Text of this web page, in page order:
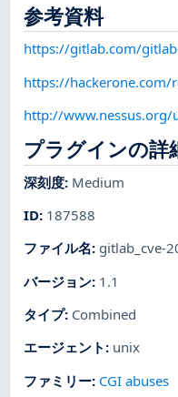
参考資料
https://gitlab.com/
https://hackerone.com/
http://www.nessus.org/
プラグインの詳
深刻度: Medium
ID: 187588
ファイル名: gitlab_cve-
バージョン: 1.1
タイプ: Combined
エージェント : unix
ファミリー: CGI abuses